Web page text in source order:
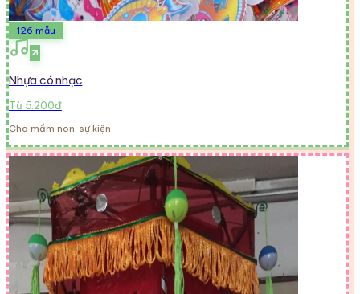
126 mẫu
Nhựa có nhạc
Từ 5.200đ
Cho mầm non, sự kiện